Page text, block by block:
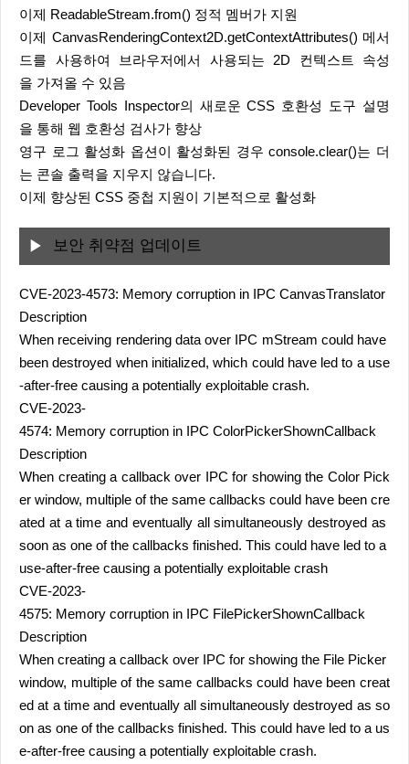
이제 ReadableStream.from() 정적 멤버가 지원
이제 CanvasRenderingContext2D.getContextAttributes() 메서
드를 사용하여 브라우저에서 사용되는 2D 컨텍스트 속성
을 가져올 수 있음
Developer Tools Inspector의 새로운 CSS 호환성 도구 설명
을 통해 웹 호환성 검사가 향상
영구 로그 활성화 옵션이 활성화된 경우 console.clear()는 더
는 콘솔 출력을 지우지 않습니다.
이제 향상된 CSS 중첩 지원이 기본적으로 활성화
보안 취약점 업데이트
CVE-2023-4573: Memory corruption in IPC CanvasTranslator
Description
When receiving rendering data over IPC mStream could have
been destroyed when initialized, which could have led to a use
-after-free causing a potentially exploitable crash.
CVE-2023-
4574: Memory corruption in IPC ColorPickerShownCallback
Description
When creating a callback over IPC for showing the Color Pick
er window, multiple of the same callbacks could have been cre
ated at a time and eventually all simultaneously destroyed as
soon as one of the callbacks finished. This could have led to a
use-after-free causing a potentially exploitable crash
CVE-2023-
4575: Memory corruption in IPC FilePickerShownCallback
Description
When creating a callback over IPC for showing the File Picker
window, multiple of the same callbacks could have been creat
ed at a time and eventually all simultaneously destroyed as so
on as one of the callbacks finished. This could have led to a us
e-after-free causing a potentially exploitable crash.